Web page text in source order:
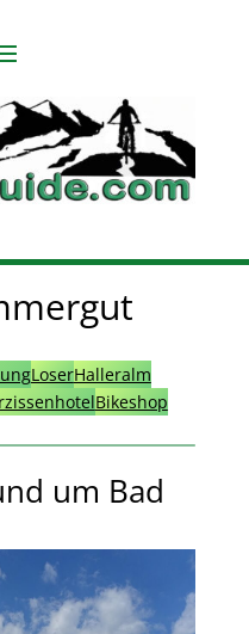
LoserHalleralm
Bikeshop
um Bad